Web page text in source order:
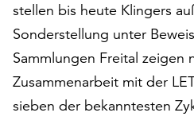
der
Seite
die
Schaltfläche
„Cookie-
Einstellungen“
stellen bis heute Klingers
Sonderstellung unter
Sammlungen Freital zeigen
Zusammenarbeit mit der
sieben der bekanntesten